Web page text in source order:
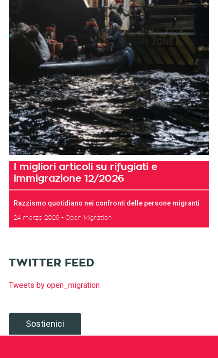
I migliori articoli su rifugiati e
immigrazione 12/2026
Razzismo quotidiano nei confronti delle persone migranti
24 marzo 2026 Open Migration
TWITTER FEED
Tweets by open_migration
Sostienici